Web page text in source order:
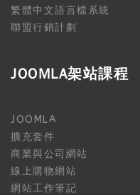
繁體中文語言檔系統
聯盟行銷計劃
JOOMLA架站課程
JOOMLA
擴充套件
商業與公司網站
線上購物網站
網站工作筆記